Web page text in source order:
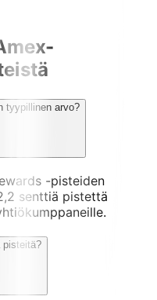
tyypillinen arvo?
-pisteiden
senttiä pistettä
pisteitä?